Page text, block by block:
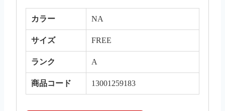
カラー NA
サイズ FREE
ランク A
商品コード 13001259183